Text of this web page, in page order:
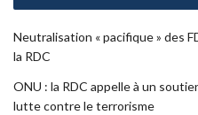
Neutralisation « pacifique » des
la RDC
ONU : la RDC appelle à un
lutte contre le terrorisme